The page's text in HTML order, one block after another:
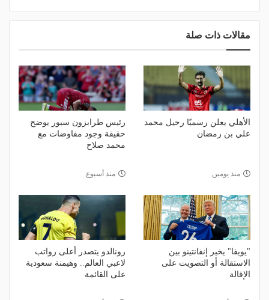
مقالات ذات صلة
الأهلي يعلن رسميًا رحيل محمد
علي بن رمضان
منذ يومين
رئيس طرابزون سبور يوضح
حقيقة وجود مفاوضات مع
محمد صلاح
منذ أسبوع
"يويفا" يخير إنفانتينو بين
الاستقالة أو التصويت على
الإقالة
رونالدو يتصدر أعلى رواتب
لاعبي العالم.. وهيمنة سعودية
على القائمة